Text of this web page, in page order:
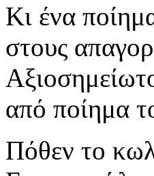
Κι ένα
στους
από ποίημα
Πόθεν το